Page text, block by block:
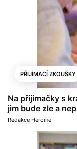
PŘIJÍMACÍ ZKOUŠKY
Na přijímačky s
jim bude zle a
Redakce Heroine